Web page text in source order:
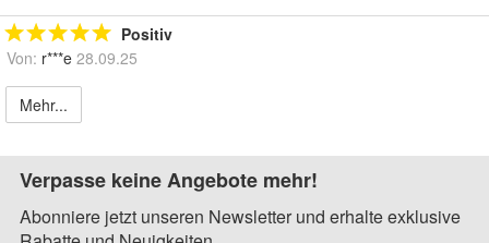
Positiv
Von: r***e 28.09.25
Mehr...
Verpasse keine Angebote mehr!
Abonniere jetzt unseren Newsletter und erhalte exklusive